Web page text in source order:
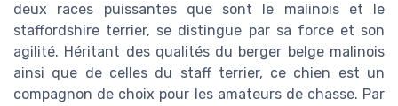
deux races puissantes que sont le malinois et le
staffordshire terrier, se distingue par sa force et son
agilité. Héritant des qualités du berger belge malinois
ainsi que de celles du staff terrier, ce chien est un
compagnon de choix pour les amateurs de chasse. Par